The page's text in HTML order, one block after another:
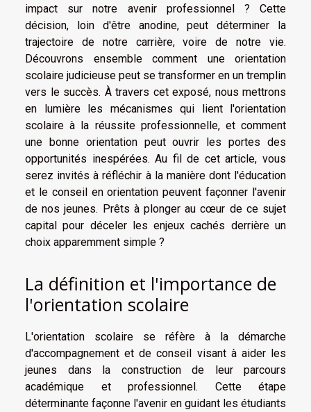
impact sur notre avenir professionnel ? Cette
décision, loin d'être anodine, peut déterminer la
trajectoire de notre carrière, voire de notre vie.
Découvrons ensemble comment une orientation
scolaire judicieuse peut se transformer en un tremplin
vers le succès. À travers cet exposé, nous mettrons
en lumière les mécanismes qui lient l'orientation
scolaire à la réussite professionnelle, et comment
une bonne orientation peut ouvrir les portes des
opportunités inespérées. Au fil de cet article, vous
serez invités à réfléchir à la manière dont l'éducation
et le conseil en orientation peuvent façonner l'avenir
de nos jeunes. Prêts à plonger au cœur de ce sujet
capital pour déceler les enjeux cachés derrière un
choix apparemment simple ?
La définition et l'importance de
l'orientation scolaire
L'orientation scolaire se réfère à la démarche
d'accompagnement et de conseil visant à aider les
jeunes dans la construction de leur parcours
académique et professionnel. Cette étape
déterminante façonne l'avenir en guidant les étudiants